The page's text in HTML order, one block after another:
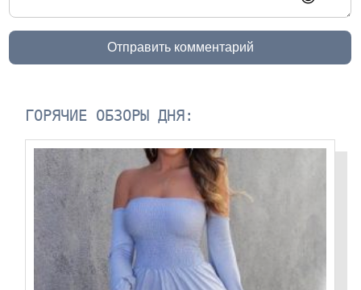
Отправить комментарий
ГОРЯЧИЕ ОБЗОРЫ ДНЯ: